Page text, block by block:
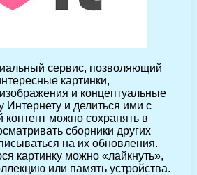
сервис, позволяющий
картинки,
и концептуальные
и делиться ими с
можно сохранять в
сборники других
на их обновления.
картинку можно «лайкнуть»,
или память устройства.